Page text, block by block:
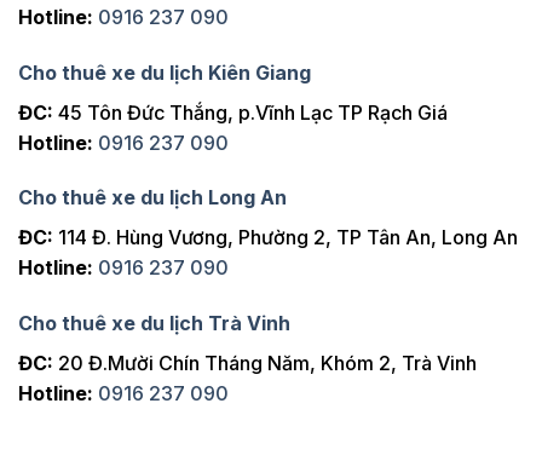
Hotline: 0916 237 090
Cho thuê xe du lịch Kiên Giang
ĐC: 45 Tôn Đức Thắng, p.Vĩnh Lạc TP Rạch Giá
Hotline: 0916 237 090
Cho thuê xe du lịch Long An
ĐC: 114 Đ. Hùng Vương, Phường 2, TP Tân An, Long An
Hotline: 0916 237 090
Cho thuê xe du lịch Trà Vinh
ĐC: 20 Đ.Mười Chín Tháng Năm, Khóm 2, Trà Vinh
Hotline: 0916 237 090